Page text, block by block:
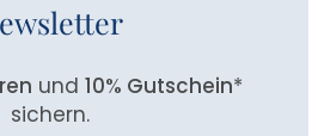
und 10% Gutschein*
sichern.